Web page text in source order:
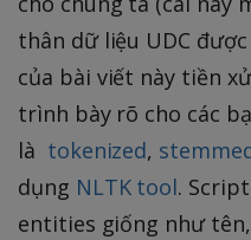
thân dữ liệu UDC
của bài viết này tiền
trình bày rõ cho các
là tokenized,
dụng NLTK tool.
entities giống như